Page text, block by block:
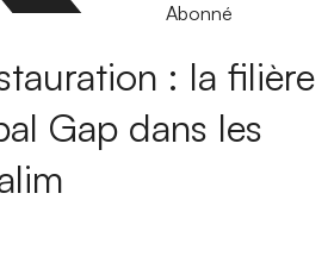
Abonné
: la filière
Gap dans les